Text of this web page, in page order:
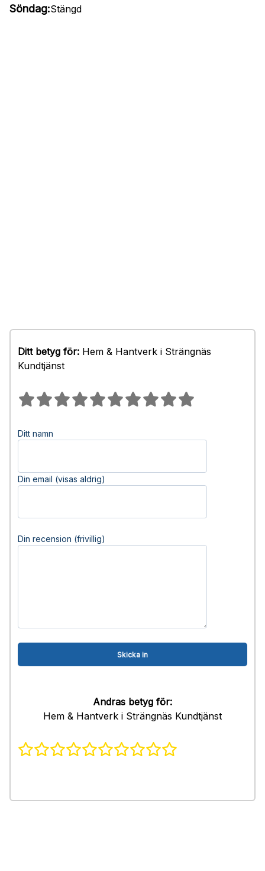
Söndag:Stängd
Ditt betyg för: Hem & Hantverk i Strängnäs
Kundtjänst
Ditt namn
Din email (visas aldrig)
Din recension (frivillig)
Andras betyg för:
Hem & Hantverk i Strängnäs Kundtjänst